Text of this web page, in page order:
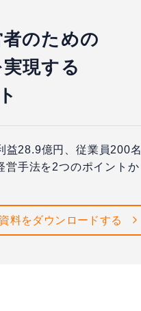
のための
現する
益28.9億円、従業員200名
営手法を2つのポイントか
資料をダウンロードする